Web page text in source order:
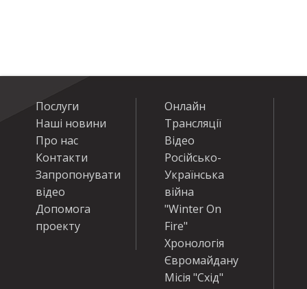
Послуги
Наші новини
Про нас
Контакти
Запропонувати
відео
Допомога
проекту
Онлайн
Трансляції
Відео
Російсько-
Українська
війна
"Winter On
Fire"
Хронологія
Євромайдану
Місія "Схід"